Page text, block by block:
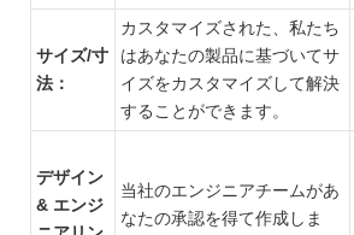
サイズ/寸
法：
カスタマイズされた、私たち
はあなたの製品に基づいてサ
イズをカスタマイズして解決
することができます。
デザイン
& エンジ
当社のエンジニアチームがあ
なたの承認を得て作成しま